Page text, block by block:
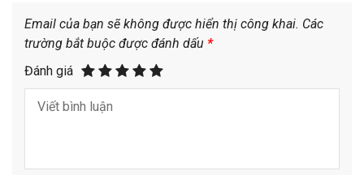
Email của bạn sẽ không được hiển thị công khai. Các
trường bắt buộc được đánh dấu *
Đánh giá